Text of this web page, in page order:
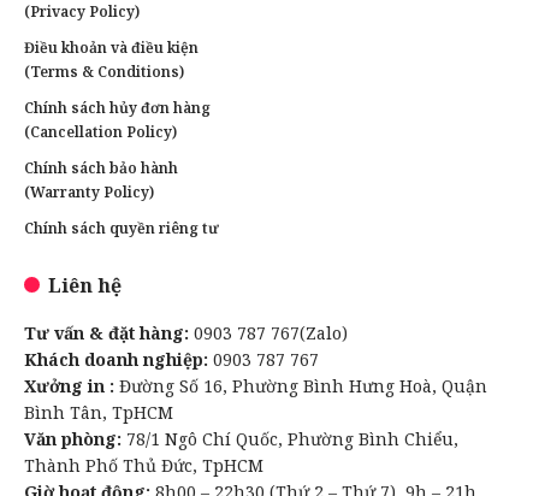
(Privacy Policy)
Điều khoản và điều kiện
(Terms & Conditions)
Chính sách hủy đơn hàng
(Cancellation Policy)
Chính sách bảo hành
(Warranty Policy)
Chính sách quyền riêng tư
Liên hệ
Tư vấn & đặt hàng: 0903 787 767(Zalo)
Khách doanh nghiệp: 0903 787 767
Xưởng in : Đường Số 16, Phường Bình Hưng Hoà, Quận
Bình Tân, TpHCM
Văn phòng: 78/1 Ngô Chí Quốc, Phường Bình Chiểu,
Thành Phố Thủ Đức, TpHCM